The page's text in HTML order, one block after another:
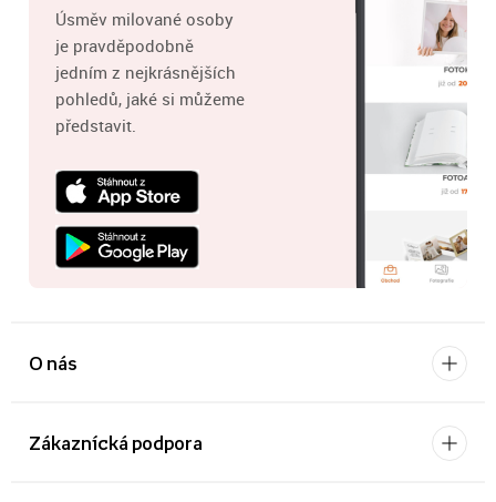
Úsměv milované osoby
je pravděpodobně
jedním z nejkrásnějších
pohledů, jaké si můžeme
představit.
O nás
Zákaznícká podpora